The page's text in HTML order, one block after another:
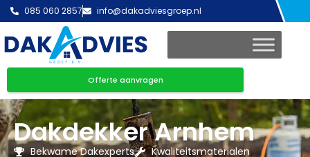
085 060 2857 info@dakadviesgroep.nl
Offerte aanvragen
Dakdekker Arnhem
Bekwame Dakexperts
Kwaliteitsmaterialen